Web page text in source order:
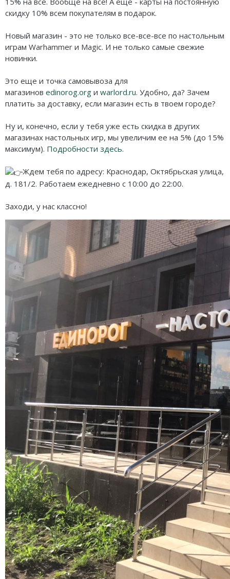
скидку 10% всем покупателям в подарок.
Новый магазин - это не только все-все-все по настольным
играм Warhammer и Magic. И не только самые свежие
новинки.
Это еще и точка самовывоза для
магазинов edinorog.org и warlord.ru. Удобно, да? Зачем
платить за доставку, если магазин есть в твоем городе?
Ну и, конечно, если у тебя уже есть скидка в других
магазинах настольных игр, мы увеличим ее на 5% (до 15%
максимум). Подробности здесь.
Ждем тебя по адресу: Краснодар, Октябрьская улица,
д. 181/2. Работаем ежедневно с 10:00 до 22:00.
Заходи, у нас классно!
Кооперативные
Приключения
Экономические
Тактические
Детективные
Игры-квесты
Для взрослых (18+)
Эволюция
Стиль Жизни
Crowd Games
Lavka Games
GaGa Games
Эврикус
Остальные серии
Саграда